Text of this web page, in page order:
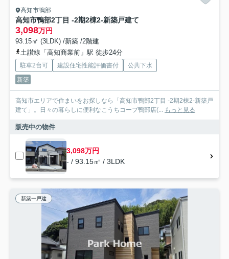
高知市鴨部
高知市鴨部2丁目 -2期2棟2-新築戸建て
3,098万円
93.15㎡ (3LDK) /新築 /2階建
土讃線「高知商業前」駅 徒歩24分
駐車2台可 建設住宅性能評価書付
公共下水
新築
高知市エリアで住まいをお探しなら「高知市鴨部2丁目 -2期2棟2-新築戸
建て」。日々の暮らしに便利なこうちコープ鴨部店(...
もっと見る
販売中の物件
3,098万円
- / 93.15㎡ / 3LDK
新築一戸建